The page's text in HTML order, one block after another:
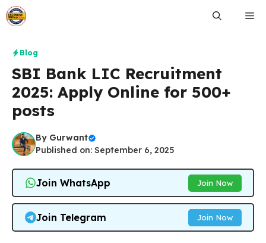
Skip
to
Blog
SBI Bank LIC Recruitment
2025: Apply Online for 500+
posts
By Gurwant
Published on: September 6, 2025
Join WhatsApp Join Now
Join Telegram Join Now